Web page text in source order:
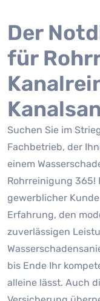
Der
für
Suchen Sie im
Fachbetrieb, der
einem
Rohrreinigung 365!
gewerblicher
Erfahrung, den
zuverlässigen
bis Ende Ihr
alleine lässt. Auch